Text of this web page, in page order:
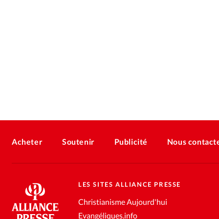
Acheter Soutenir Publicité Nous
LES SITES ALLIANCE PRESSE
Christianisme Aujourd'hui
Evangéliques.info